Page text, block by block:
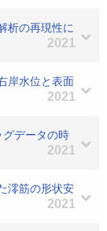
析の再現性に
2021
岸水位と表面
2021
データの時
2021
澪筋の形状安
2021